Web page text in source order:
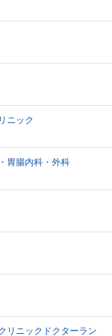
ニック
腸内科・外科
ニックドクターラン